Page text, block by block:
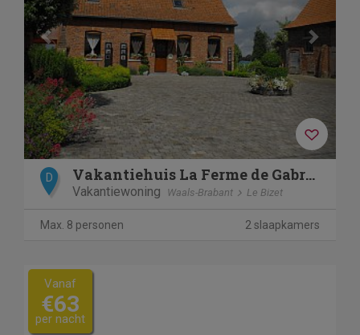
D Vakantiehuis La Ferme de Gabrielle
Vakantiewoning Waals-Brabant Le Bizet
Max. 8 personen 2 slaapkamers
Vanaf
€63
per nacht